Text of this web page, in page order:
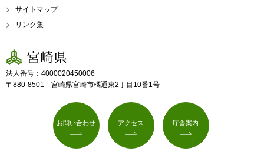
サイトマップ
リンク集
宮崎県
法人番号：4000020450006
〒880-8501 宮崎県宮崎市橘通東2丁目10番1号
お問い合わせ アクセス 庁舎案内